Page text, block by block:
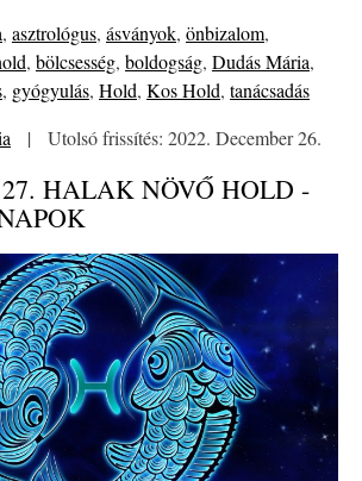
, asztrológus, ásványok, önbizalom,
, bölcsesség, boldogság, Dudás Mária,
, gyógyulás, Hold, Kos Hold, tanácsadás
| Utolsó frissítés: 2022. December 26.
HALAK NÖVŐ HOLD -